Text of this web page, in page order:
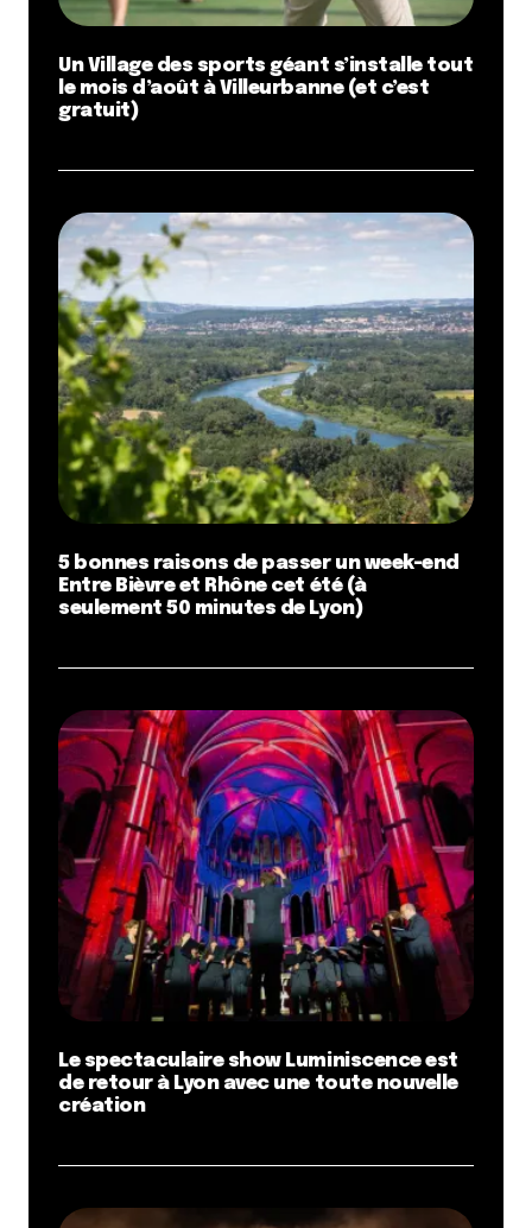
Un Village des sports géant s’installe tout
le mois d’août à Villeurbanne (et c’est
gratuit)
5 bonnes raisons de passer un week-end
Entre Bièvre et Rhône cet été (à
seulement 50 minutes de Lyon)
Le spectaculaire show Luminiscence est
de retour à Lyon avec une toute nouvelle
création